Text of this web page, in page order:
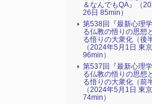
＆なんでもQA』（
26日 85min）
第538回『最新心理
る仏教の悟りの思想
る悟りの大衆化（後
（2024年5月1日 東京
96min）
第537回『最新心理
る仏教の悟りの思想
る悟りの大衆化（前
（2024年5月1日 東京
74min）